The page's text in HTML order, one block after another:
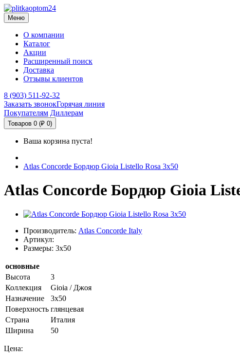
Меню
О компании
Каталог
Акции
Расширенный поиск
Доставка
Отзывы клиентов
8 (903) 511-92-32
Заказать звонокГорячая линия
Покупателям Диллерам
Товаров 0 (₽ 0)
Ваша корзина пуста!
Atlas Concorde Бордюр Gioia Listello Rosa 3х50
Atlas Concorde Бордюр Gioia
Производитель: Atlas Concorde Italy
Артикул:
Размеры: 3x50
основные
Высота
3
Коллекция
Gioia / Джоя
Назначение
3х50
Поверхность глянцевая
Страна
Италия
Ширина
50
Цена: